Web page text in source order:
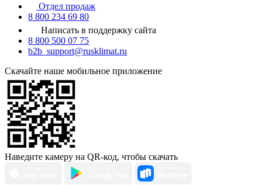
Отдел продаж
8 800 234 69 80
Написать в поддержку сайта
8 800 500 07 75
b2b_support@rusklimat.ru
Скачайте наше мобильное приложение
Наведите камеру на QR-код, чтобы скачать